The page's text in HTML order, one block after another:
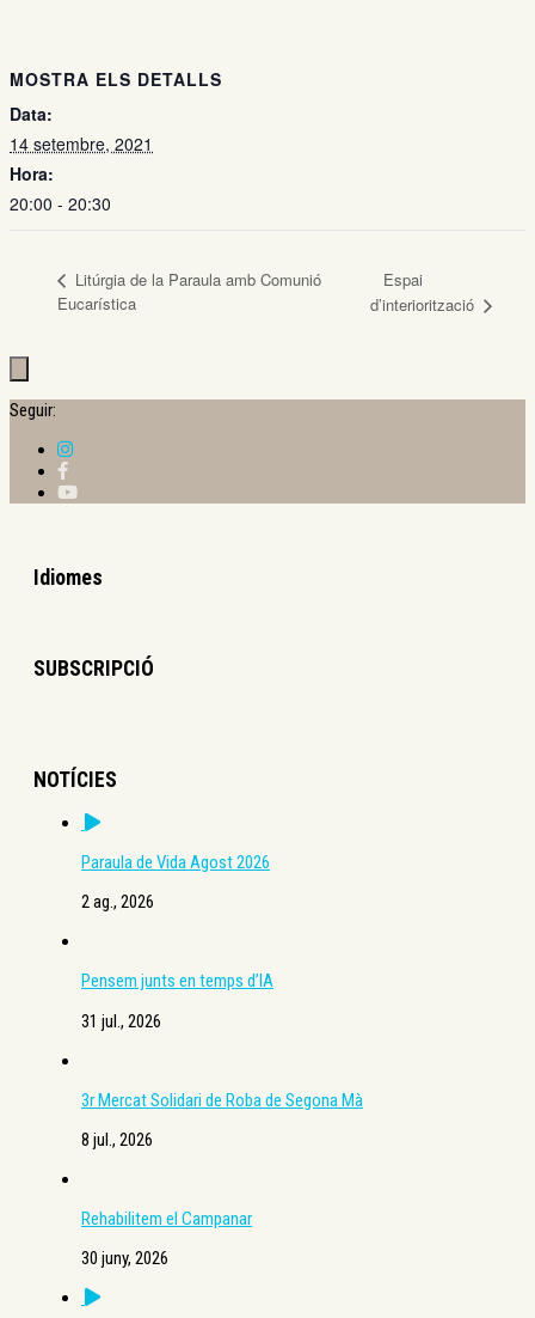
MOSTRA ELS DETALLS
Data:
14 setembre, 2021
Hora:
20:00 - 20:30
Litúrgia de la Paraula amb Comunió
Eucarística
Espai
d’interiorització
Seguir:
Idiomes
SUBSCRIPCIÓ
NOTÍCIES
Paraula de Vida Agost 2026
2 ag., 2026
Pensem junts en temps d’IA
31 jul., 2026
3r Mercat Solidari de Roba de Segona Mà
8 jul., 2026
Rehabilitem el Campanar
30 juny, 2026